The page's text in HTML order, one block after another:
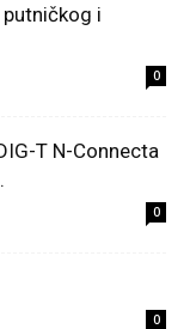
putničkog i
0
T N-Connecta
0
0